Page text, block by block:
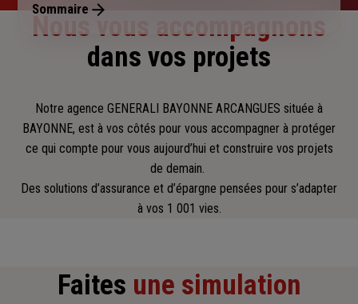
Sommaire
Nous vous accompagnons
dans vos projets
Notre agence GENERALI BAYONNE ARCANGUES située à
BAYONNE, est à vos côtés pour vous accompagner à protéger
ce qui compte pour vous aujourd’hui et construire vos projets
de demain.
Des solutions d’assurance et d’épargne pensées pour s’adapter
à vos 1 001 vies.
Faites une simulation